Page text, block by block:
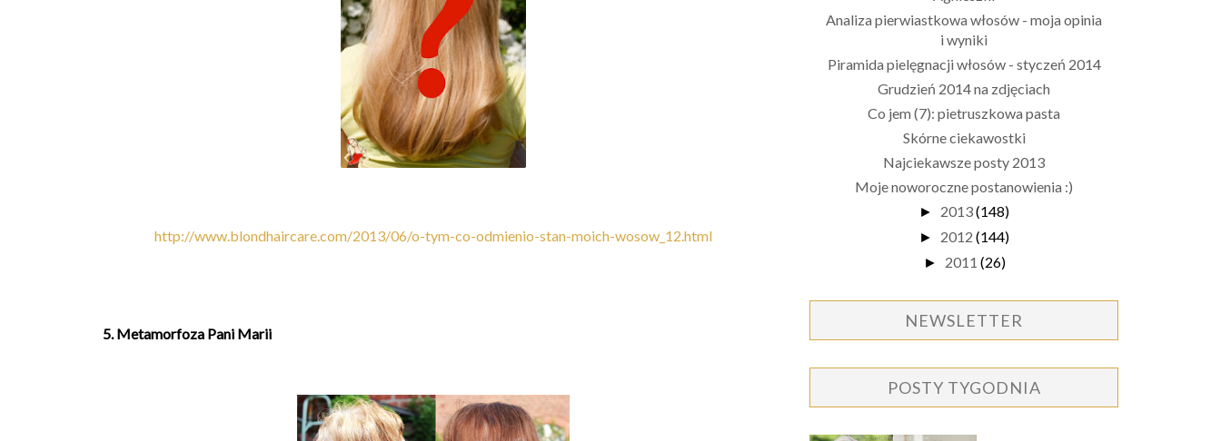
http://www.blondhaircare.com/2013/06/o-tym-co-odmienio-stan-moich-wosow_12.html
5. Metamorfoza Pani Marii
Analiza pierwiastkowa włosów - moja opinia
i wyniki
Piramida pielęgnacji włosów - styczeń 2014
Grudzień 2014 na zdjęciach
Co jem (7): pietruszkowa pasta
Skórne ciekawostki
Najciekawsze posty 2013
Moje noworoczne postanowienia :)
► 2013(148)
► 2012 (144)
► 2011 (26)
NEWSLETTER
POSTY TYGODNIA